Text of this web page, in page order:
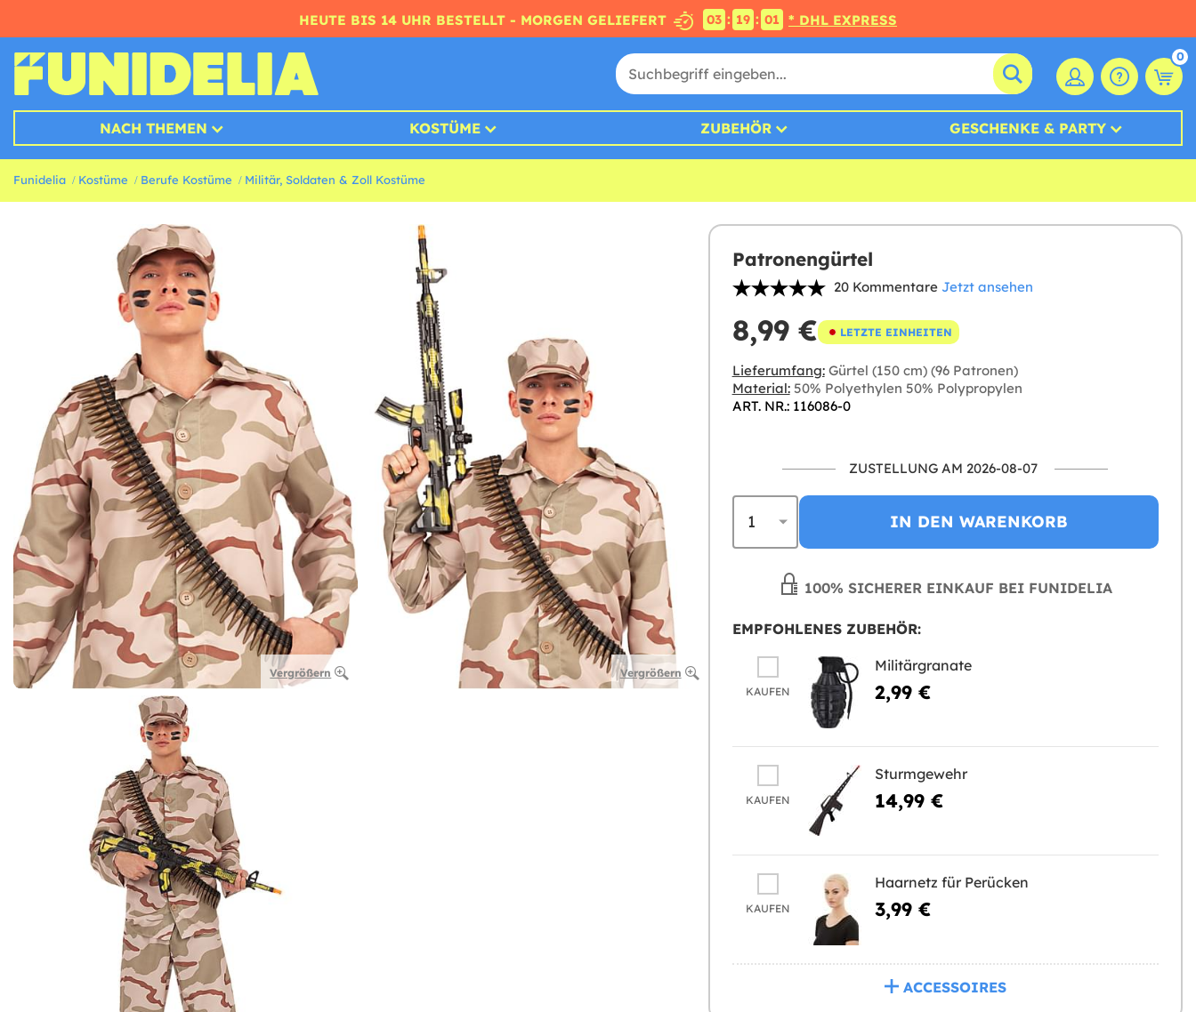
HEUTE BIS 14 UHR BESTELLT - MORGEN GELIEFERT 03 : 19 : 00 * DHL EXPRESS
0
NACH THEMEN KOSTÜME ZUBEHÖR GESCHENKE & PARTY
Funidelia Kostüme Berufe Kostüme Militär, Soldaten & Zoll Kostüme
Vergrößern Vergrößern
Patronengürtel
20 Kommentare Jetzt ansehen
8,99 € LETZTE EINHEITEN
Lieferumfang:Gürtel (150 cm) (96 Patronen)
Material:50% Polyethylen 50% Polypropylen
ART. NR.: 116086-0
ZUSTELLUNG AM 2026-08-07
IN DEN WARENKORB
100% SICHERER EINKAUF BEI FUNIDELIA
EMPFOHLENES ZUBEHÖR:
KAUFEN
Militärgranate
2,99 €
KAUFEN
Sturmgewehr
14,99 €
KAUFEN
Haarnetz für Perücken
3,99 €
ACCESSOIRES